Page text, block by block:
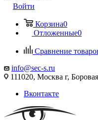
Войти
Корзина0
Отложенные0
Сравнение
info@sec-s.ru
111020, Москва г,
Вконтакте